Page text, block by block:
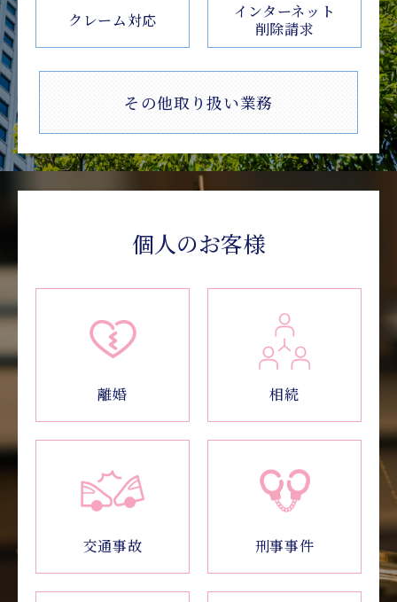
クレーム対応
インターネット
削除請求
その他取り扱い業務
個人のお客様
離婚 相続
交通事故 刑事事件